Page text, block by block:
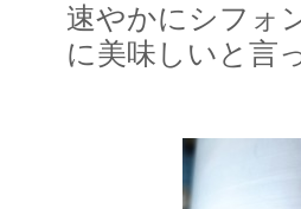
速やかにシフォ
に美味しいと言